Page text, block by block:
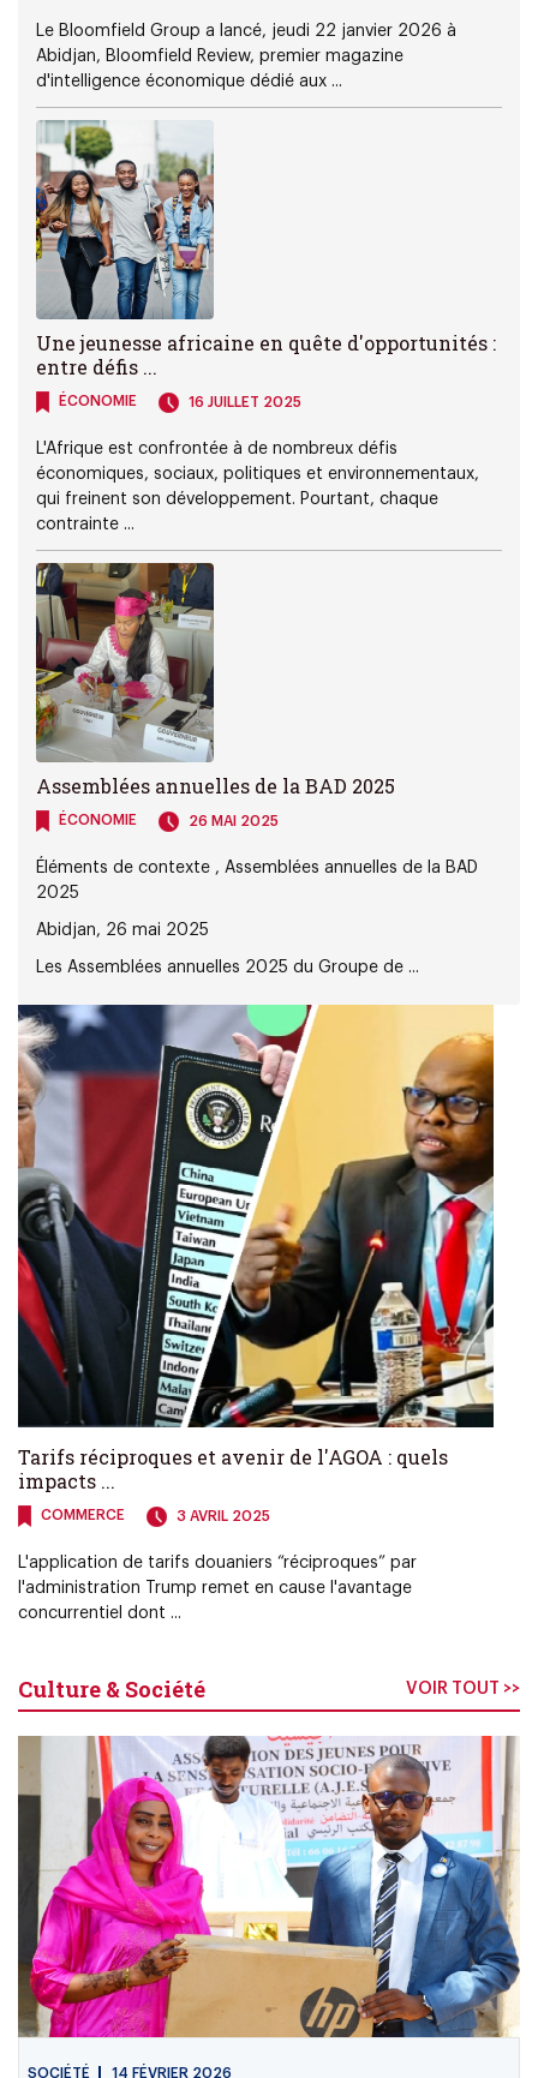
Le Bloomfield Group a lancé, jeudi 22 janvier 2026 à
Abidjan, Bloomfield Review, premier magazine
d'intelligence économique dédié aux ...
Une jeunesse africaine en quête d'opportunités :
entre défis ...
ÉCONOMIE 16 JUILLET 2025
L'Afrique est confrontée à de nombreux défis
économiques, sociaux, politiques et environnementaux,
qui freinent son développement. Pourtant, chaque
contrainte ...
Assemblées annuelles de la BAD 2025
ÉCONOMIE 26 MAI 2025
Éléments de contexte , Assemblées annuelles de la BAD
2025
Abidjan, 26 mai 2025
Les Assemblées annuelles 2025 du Groupe de ...
Tarifs réciproques et avenir de l'AGOA : quels
impacts ...
COMMERCE 3 AVRIL 2025
L'application de tarifs douaniers “réciproques” par
l'administration Trump remet en cause l'avantage
concurrentiel dont ...
Culture & Société VOIR TOUT >>
SOCIÉTÉ 14 FÉVRIER 2026